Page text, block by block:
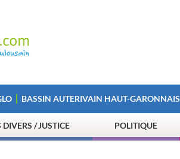
BASSIN AUTERIVAIN HAUT-GARONNAIS
DIVERS / JUSTICE POLITIQUE